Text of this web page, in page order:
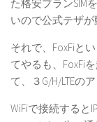
た格安プランSIM
いので公式テザが
それで、FoxFiと
てやるも、FoxFi
て、３G/H/LTEの
WiFiで接続すると